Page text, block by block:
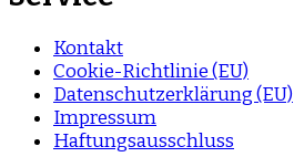
Kontakt
Cookie-Richtlinie (EU)
Datenschutzerklärung (EU)
Impressum
Haftungsausschluss